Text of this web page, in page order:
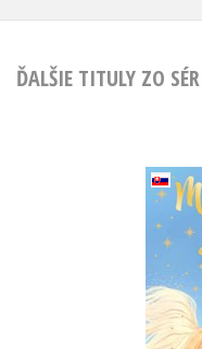
ĎALŠIE TITULY ZO